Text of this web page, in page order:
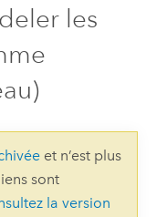
les
et n’est plus
sont
la version